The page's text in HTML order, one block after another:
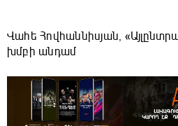
Վահե Հովհաննիսյան,
խմբի անդամ